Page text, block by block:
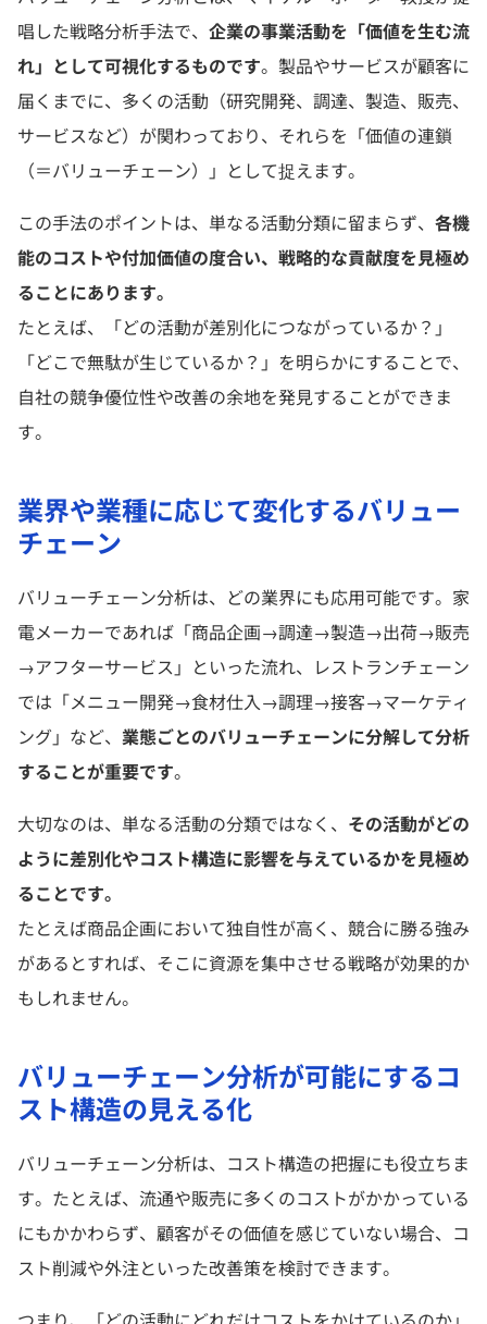
唱した戦略分析手法で、 企業の事業活動を「価値を生む流
れ」として可視化するものです。製品やサービスが顧客に
届くまでに、多くの活動（研究開発、調達、製造、販売、
サービスなど）が関わっており、それらを「価値の連鎖
（＝バリューチェーン）」として捉えます。
この手法のポイントは、単なる活動分類に留まらず、 各機
能のコストや付加価値の度合い、戦略的な貢献度を見極め
ることにあります。
たとえば、「どの活動が差別化につながっているか？」
「どこで無駄が生じているか？」を明らかにすることで、
自社の競争優位性や改善の余地を発見することができま
す。
業界や業種に応じて変化するバリュー
チェーン
バリューチェーン分析は、どの業界にも応用可能です。家
電メーカーであれば「商品企画→調達→製造→出荷→販売
→アフターサービス」といった流れ、レストランチェーン
では「メニュー開発→食材仕入→調理→接客→マーケティ
ング」など、 業態ごとのバリューチェーンに分解して分析
することが重要です。
大切なのは、単なる活動の分類ではなく、 その活動がどの
ように差別化やコスト構造に影響を与えているかを見極め
ることです。
たとえば商品企画において独自性が高く、競合に勝る強み
があるとすれば、そこに資源を集中させる戦略が効果的か
もしれません。
バリューチェーン分析が可能にするコ
スト構造の見える化
バリューチェーン分析は、コスト構造の把握にも役立ちま
す。たとえば、流通や販売に多くのコストがかかっている
にもかかわらず、顧客がその価値を感じていない場合、コ
スト削減や外注といった改善策を検討できます。